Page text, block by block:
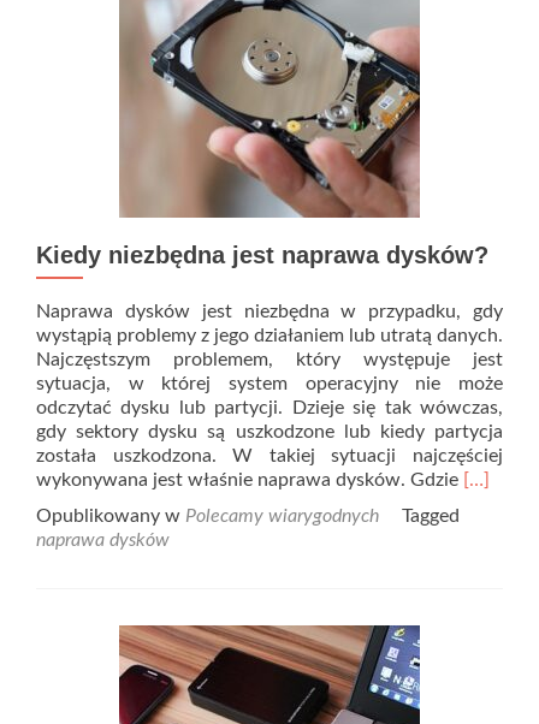
Kiedy niezbędna jest naprawa dysków?
Naprawa dysków jest niezbędna w przypadku, gdy
wystąpią problemy z jego działaniem lub utratą danych.
Najczęstszym problemem, który występuje jest
sytuacja, w której system operacyjny nie może
odczytać dysku lub partycji. Dzieje się tak wówczas,
gdy sektory dysku są uszkodzone lub kiedy partycja
została uszkodzona. W takiej sytuacji najczęściej
wykonywana jest właśnie naprawa dysków. Gdzie Read
[…]
Opublikowany w Polecamy wiarygodnych
Tagged
naprawa dysków